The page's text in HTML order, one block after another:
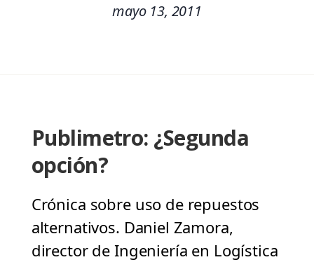
mayo 13, 2011
Publimetro: ¿Segunda
opción?
Crónica sobre uso de repuestos
alternativos. Daniel Zamora,
director de Ingeniería en Logística